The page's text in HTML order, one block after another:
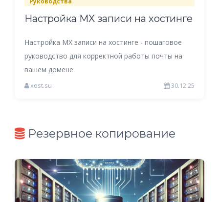
Настройка MX записи на хостинге
Настройка MX записи на хостинге - пошаговое
руководство для корректной работы почты на
вашем домене.
xost.su 30.12.25
Резервное копирование